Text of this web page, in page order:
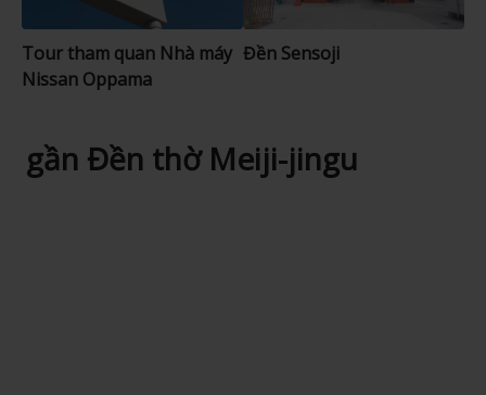
Tour tham quan Nhà máy
Nissan Oppama
Đền Sensoji
gần Đền thờ Meiji-jingu